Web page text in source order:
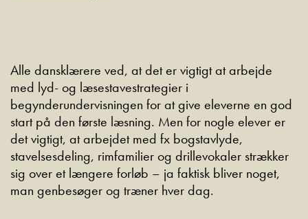
Alle dansklærere ved, at det er vigtigt at arbejde
med lyd- og læsestavestrategier i
begynderundervisningen for at give eleverne en god
start på den første læsning. Men for nogle elever er
det vigtigt, at arbejdet med fx bogstavlyde,
stavelsesdeling, rimfamilier og drillevokaler strækker
sig over et længere forløb – ja faktisk bliver noget,
man genbesøger og træner hver dag.